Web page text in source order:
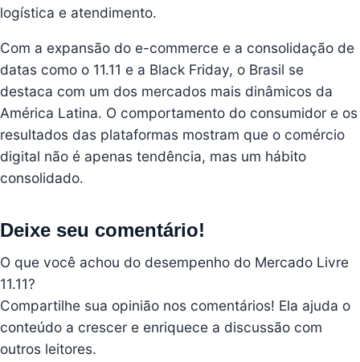
logística e atendimento.
Com a expansão do e-commerce e a consolidação de
datas como o 11.11 e a Black Friday, o Brasil se
destaca com um dos mercados mais dinâmicos da
América Latina. O comportamento do consumidor e os
resultados das plataformas mostram que o comércio
digital não é apenas tendência, mas um hábito
consolidado.
Deixe seu comentário!
O que você achou do desempenho do Mercado Livre
11.11?
Compartilhe sua opinião nos comentários! Ela ajuda o
conteúdo a crescer e enriquece a discussão com
outros leitores.